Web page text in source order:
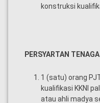
konstruksi
PERSYARTAN
1 (satu) orang
kualifikasi KKNI
atau ahli madya